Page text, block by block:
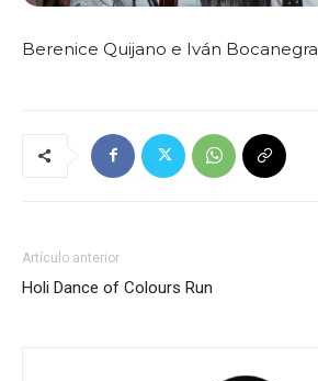
Berenice Quijano e Iván Bocanegra
Artículo anterior
Holi Dance of Colours Run